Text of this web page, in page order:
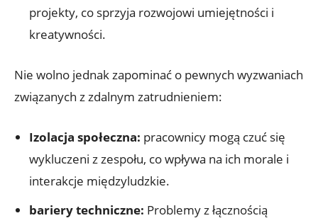
projekty, co‌ sprzyja rozwojowi umiejętności i
kreatywności.
Nie wolno jednak zapominać o pewnych wyzwaniach⁢
związanych z ​zdalnym zatrudnieniem:
Izolacja społeczna: pracownicy mogą czuć ⁢się
wykluczeni z zespołu, ‍co wpływa na ‍ich morale i​
interakcje międzyludzkie.
bariery techniczne: Problemy z łącznością